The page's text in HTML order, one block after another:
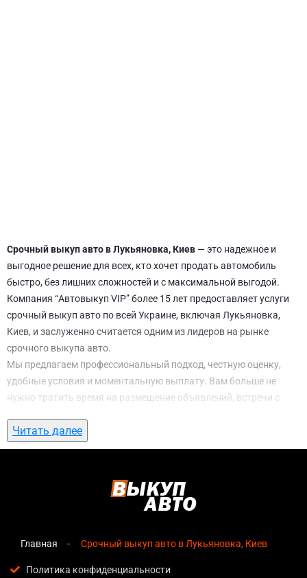
Срочный выкуп авто в Лукьяновка, Киев — это надежное и
выгодное решение для всех, кто хочет продать автомобиль
быстро, без лишних сложностей и с максимальной выгодой.
Компания “Автовыкуп VIP” более 15 лет предоставляет услуги
срочный выкуп авто по всей Украине, включая Лукьяновка,
Киев, и заслуженно считается одним из лидеров на рынке
срочного выкупа авто.
Мы предлагаем профессиональный подход, честную оценку,
удобные условия и моментальную выплату. Вам больше не
нужно тратить время на размещение объявлений, встречи с
ожидание. С нами вы можете
Лукьяновка, Киеввсего за 1 день.
срочный выкуп авто в Лукьяновка, Киев
озвучивается сразу после обращения, без скрытых
Прозрачные условия— все этапы сделки полностью
Читать далее
Главная Срочный выкуп авто в Лукьяновка, Киев
Политика конфиденциальности